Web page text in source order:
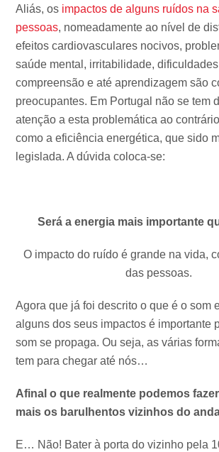
Aliás, os impactos de alguns ruídos na
pessoas, nomeadamente ao nível de
efeitos cardiovasculares nocivos,
saúde mental, irritabilidade,
compreensão e até aprendizagem são
preocupantes. Em Portugal não se tem
atenção a esta problemática ao
como a eficiência energética, que sido
legislada. A dúvida coloca-se:
Será a energia mais importante
O impacto do ruído é grande na vida,
das pessoas.
Agora que já foi descrito o que é o som
alguns dos seus impactos é importante
som se propaga. Ou seja, as várias
tem para chegar até nós…
Afinal o que realmente podemos
mais os barulhentos vizinhos do
E… Não! Bater à porta do vizinho pela